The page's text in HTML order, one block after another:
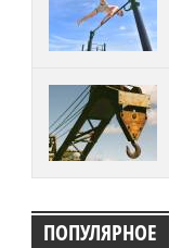
ПОПУЛЯРНОЕ